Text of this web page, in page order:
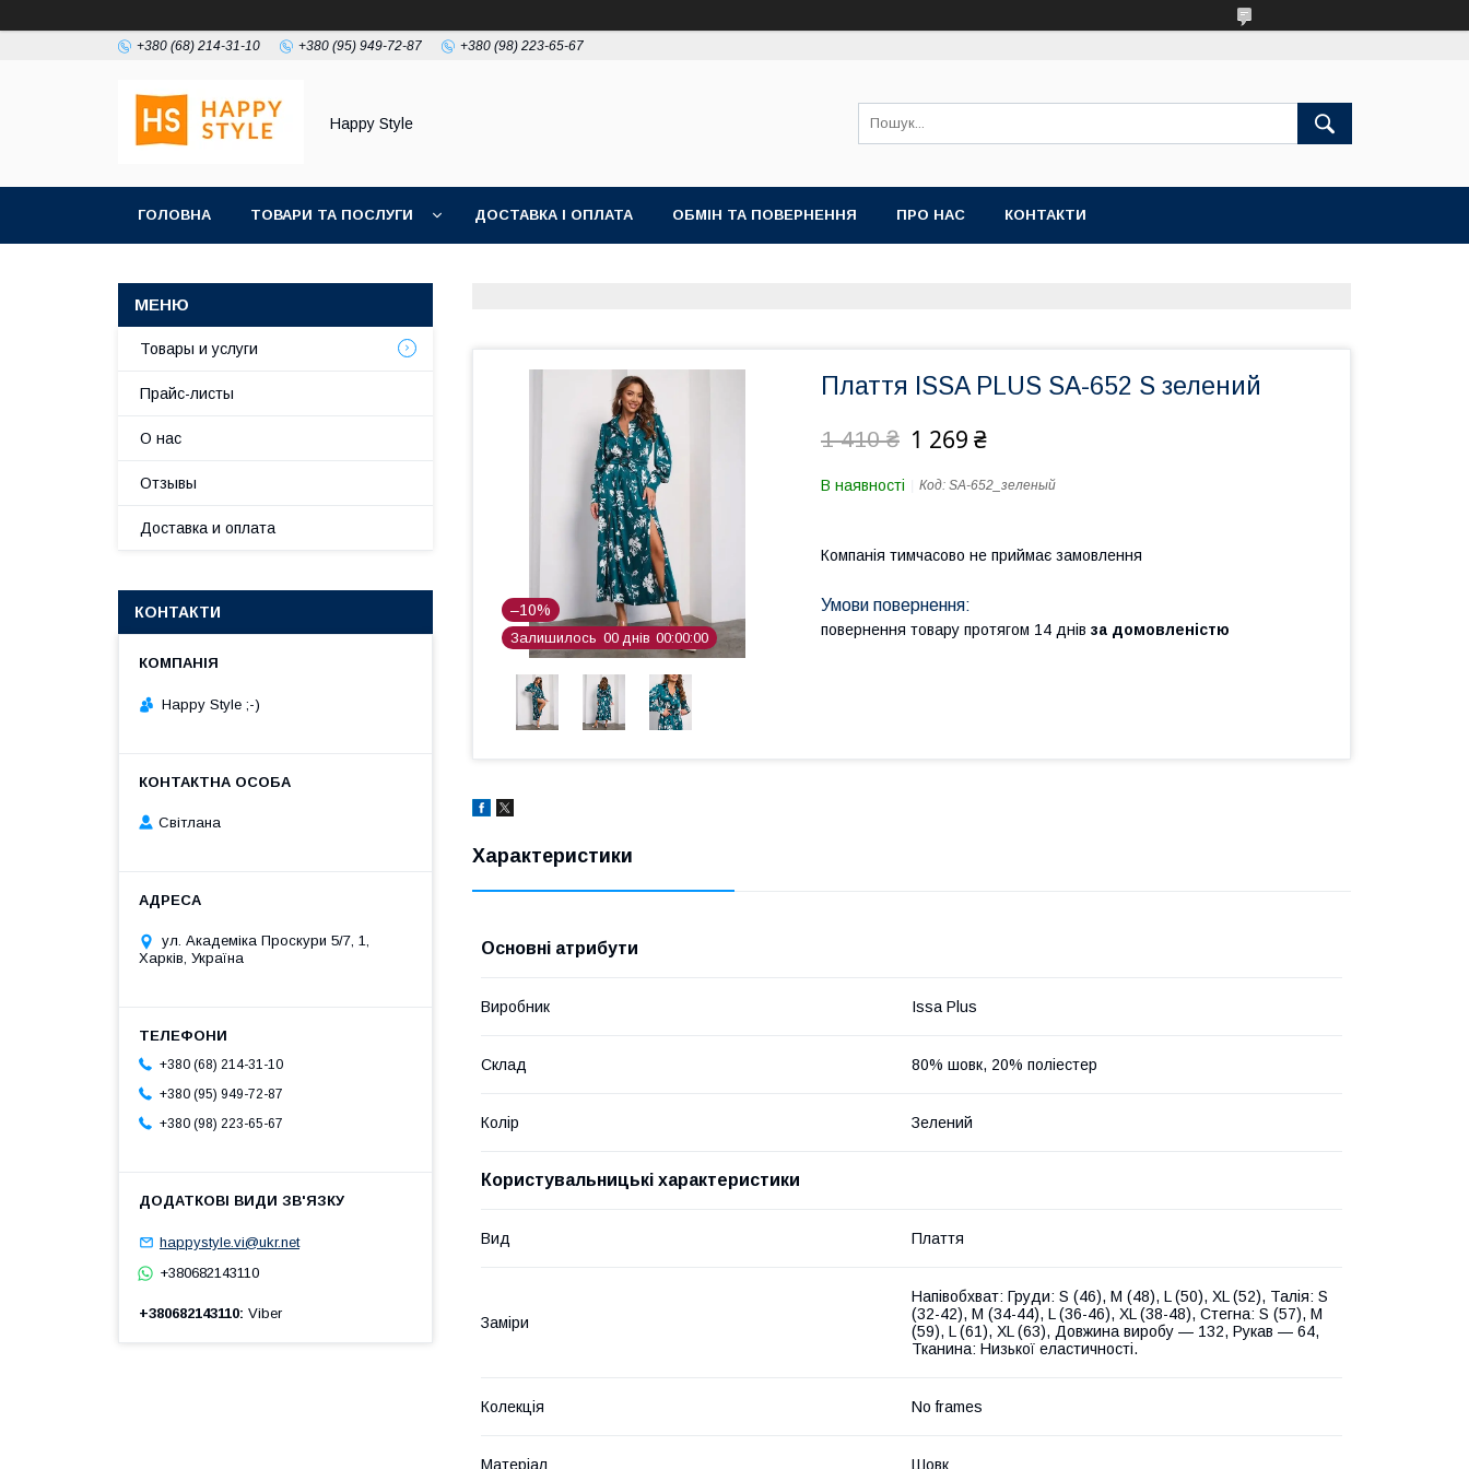
+380 (68) 214-31-10 +380 (95) 949-72-87 +380 (98) 223-65-67
Happy Style
ГОЛОВНА ТОВАРИ ТА ПОСЛУГИ ДОСТАВКА І ОПЛАТА ОБМІН ТА ПОВЕРНЕННЯ ПРО НАС КОНТАКТИ
–10%
Залишилось 00 днів 00 00 00
Плаття ISSA PLUS SA-652 S зелений
1 410 ₴ 1 269 ₴
В наявності Код: SA-652_зеленый
Компанія тимчасово не приймає замовлення
повернення товару протягом 14 днів за домовленістю
Характеристики
Основні атрибути
Виробник Issa Plus
Склад 80% шовк, 20% поліестер
Колір Зелений
Користувальницькі характеристики
Вид Плаття
Заміри
Напівобхват: Груди: S (46), M (48), L (50), XL (52), Талія: S
(32-42), M (34-44), L (36-46), XL (38-48), Стегна: S (57), M
(59), L (61), XL (63), Довжина виробу — 132, Рукав — 64,
Тканина: Низької еластичності.
Колекція No frames
Матеріал Шовк
Товары и услуги
Прайс-листы
О нас
Отзывы
Доставка и оплата
КОНТАКТИ
Happy Style ;-)
Cвітлана
ул. Академіка Проскури 5/7, 1,
Харків, Україна
+380 (68) 214-31-10
+380 (95) 949-72-87
+380 (98) 223-65-67
happystyle.vi@ukr.net
+380682143110
+380682143110 Viber